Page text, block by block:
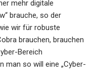
mehr digitale
brauche, so der
wir für robuste
brauchen, brauchen
Bereich
man so will eine „Cyber-